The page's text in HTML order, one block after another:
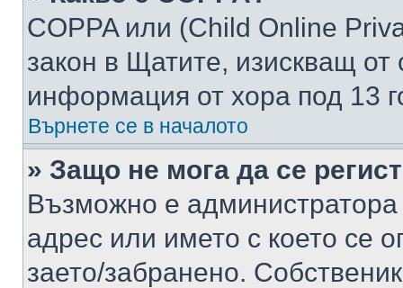
COPPA или (Child Online
закон в Щатите, изискващ от
информация от хора под 13
Върнете се в началото
» Защо не мога да се
Възможно е
адрес или името с което се
заето/забранено.